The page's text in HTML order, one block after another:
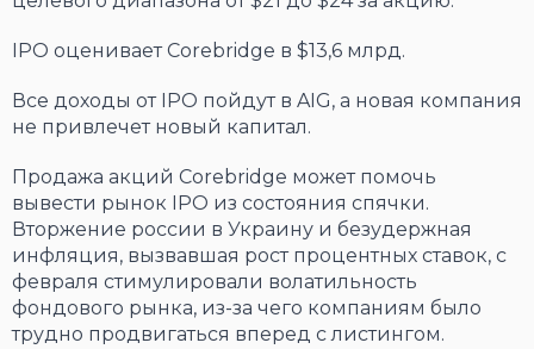
IPO оценивает Corebridge в $13,6 млрд.
Все доходы от IPO пойдут в AIG, а новая компания
не привлечет новый капитал.
Продажа акций Corebridge может помочь
вывести рынок IPO из состояния спячки.
Вторжение россии в Украину и безудержная
инфляция, вызвавшая рост процентных ставок, с
февраля стимулировали волатильность
фондового рынка, из-за чего компаниям было
трудно продвигаться вперед с листингом.